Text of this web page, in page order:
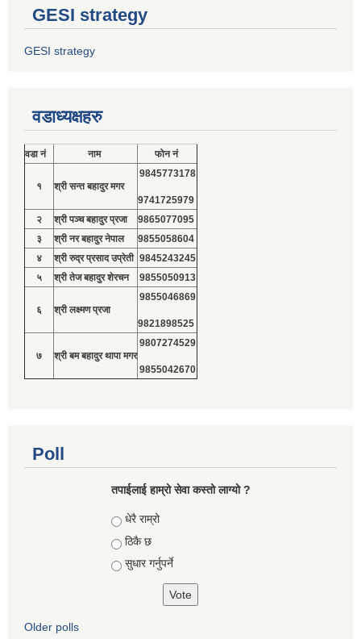
GESI strategy
GESI strategy
वडाध्यक्षहरु
वडा नं नाम फोन नं
१ श्री सन्त बहादुर मगर
9845773178
9741725979
२
श्री पञ्च बहादुर प्रजा
9865077095
३
श्री नर बहादुर नेपाल
9855058604
४
श्री रुद्र प्रसाद उप्रेती 9845243245
५
श्री तेज बहादुर शेरचन 9855050913
६ श्री लक्ष्मण प्रजा
9855046869
9821898525
७ श्री बम बहादुर थापा मगर
9807274529
9855042670
Poll
तपाईलाई हाम्रो सेवा कस्तो लाग्यो ?
Choices
धेरै राम्रो
ठिकै छ
सुधार गर्नुपर्ने
Older polls